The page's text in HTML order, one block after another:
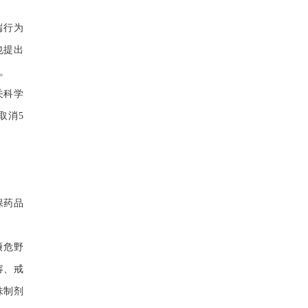
为
提出
科学
消5
品
危野
、戒
剂